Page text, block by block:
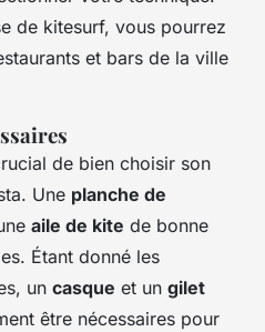
de kitesurf, vous pourrez
et bars de la ville
de bien choisir son
Une planche de
aile de kite de bonne
Étant donné les
un casque et un gilet
être nécessaires pour